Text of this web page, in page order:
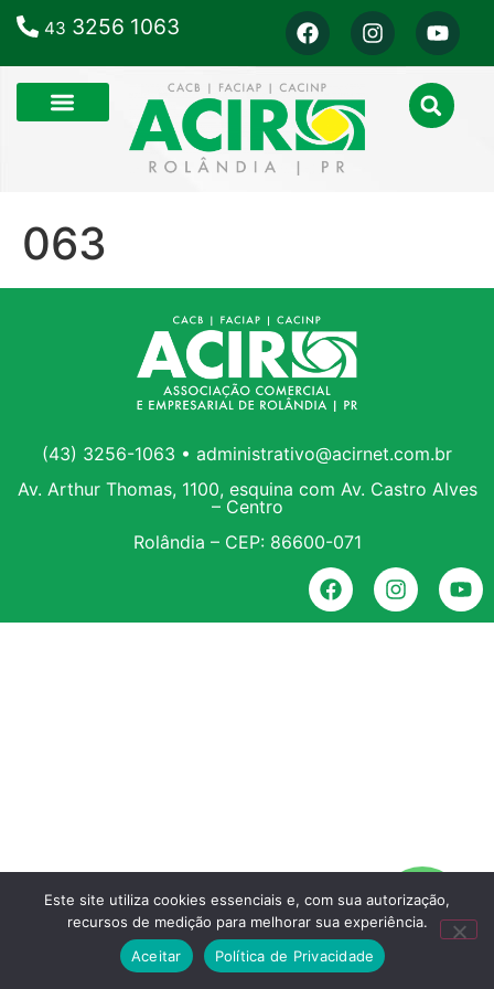
43 3256 1063
063
(43) 3256-1063 • administrativo@acirnet.com.br
Av. Arthur Thomas, 1100, esquina com Av. Castro Alves
– Centro
Rolândia – CEP: 86600-071
Este site utiliza cookies essenciais e, com sua autorização,
recursos de medição para melhorar sua experiência.
Aceitar
Política de Privacidade